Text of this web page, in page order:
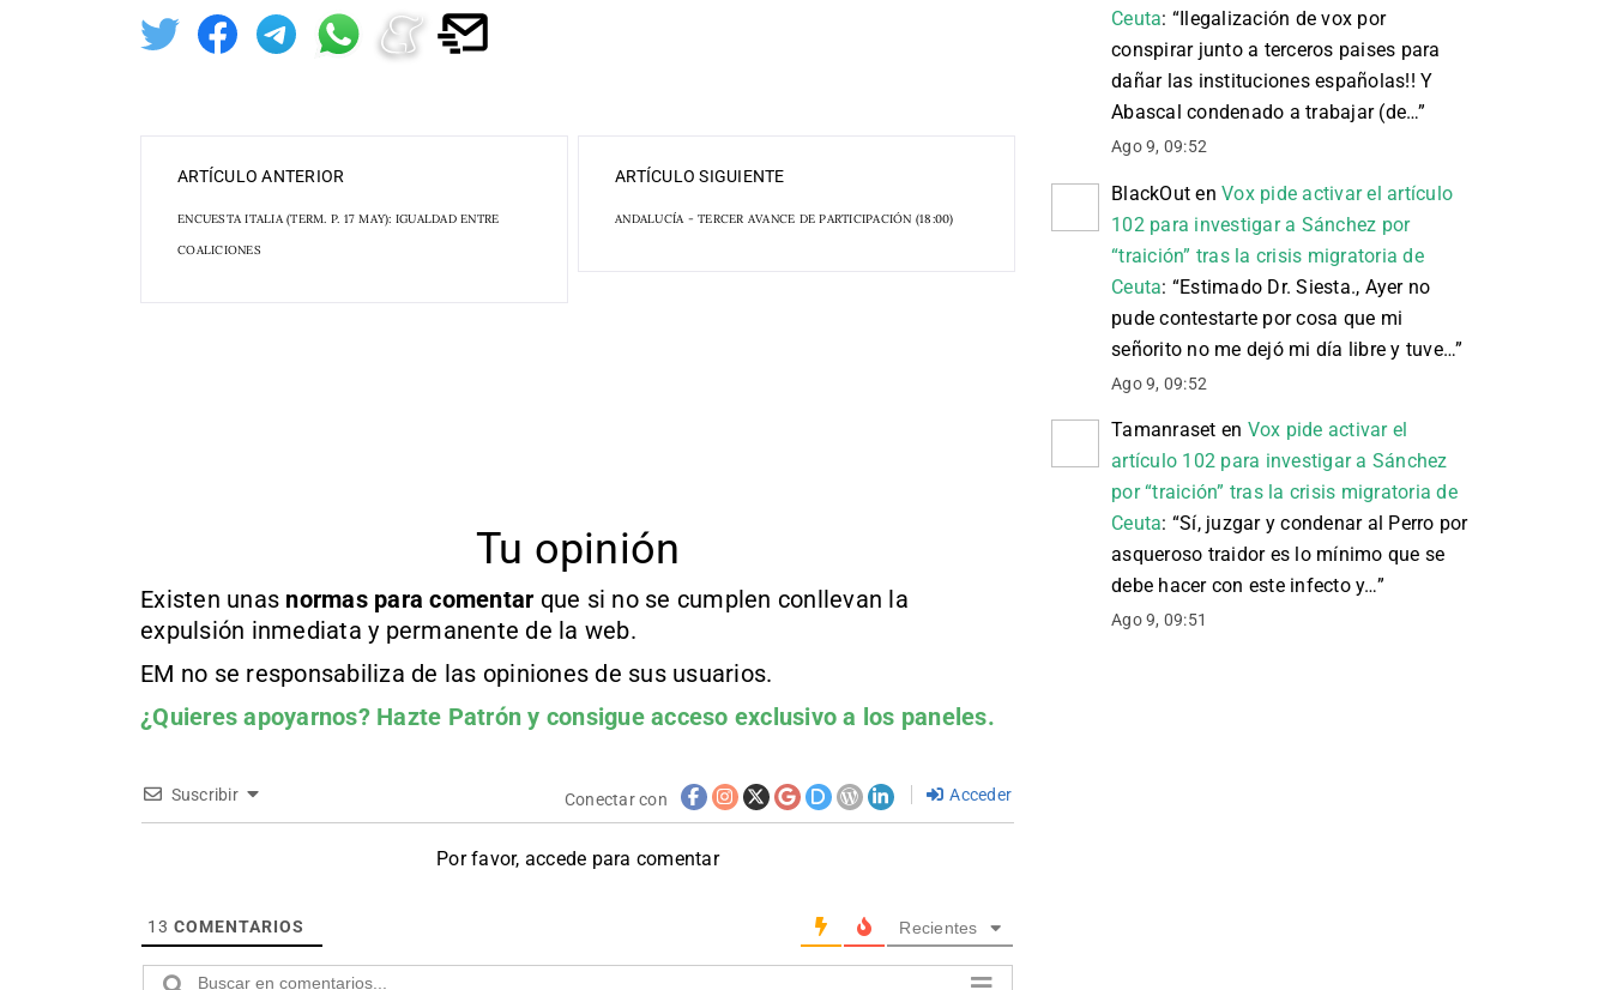
ARTÍCULO ANTERIOR
ENCUESTA ITALIA (TERM. P. 17 MAY): IGUALDAD ENTRE
COALICIONES
ARTÍCULO SIGUIENTE
ANDALUCÍA - TERCER AVANCE DE PARTICIPACIÓN (18:00)
Tu opinión
Existen unas normas para comentar que si no se cumplen conllevan la
expulsión inmediata y permanente de la web.
EM no se responsabiliza de las opiniones de sus usuarios.
¿Quieres apoyarnos? Hazte Patrón y consigue acceso exclusivo a los paneles.
Suscribir Conectar con Acceder
Por favor, accede para comentar
13 COMENTARIOS Recientes
Ceuta: “Ilegalización de vox por
conspirar junto a terceros paises para
dañar las instituciones españolas!! Y
Abascal condenado a trabajar (de…”
Ago 9, 09:52
BlackOut en Vox pide activar el artículo
102 para investigar a Sánchez por
“traición” tras la crisis migratoria de
Ceuta: “Estimado Dr. Siesta., Ayer no
pude contestarte por cosa que mi
señorito no me dejó mi día libre y tuve…”
Ago 9, 09:52
Tamanraset en Vox pide activar el
artículo 102 para investigar a Sánchez
por “traición” tras la crisis migratoria de
Ceuta: “Sí, juzgar y condenar al Perro por
asqueroso traidor es lo mínimo que se
debe hacer con este infecto y…”
Ago 9, 09:51